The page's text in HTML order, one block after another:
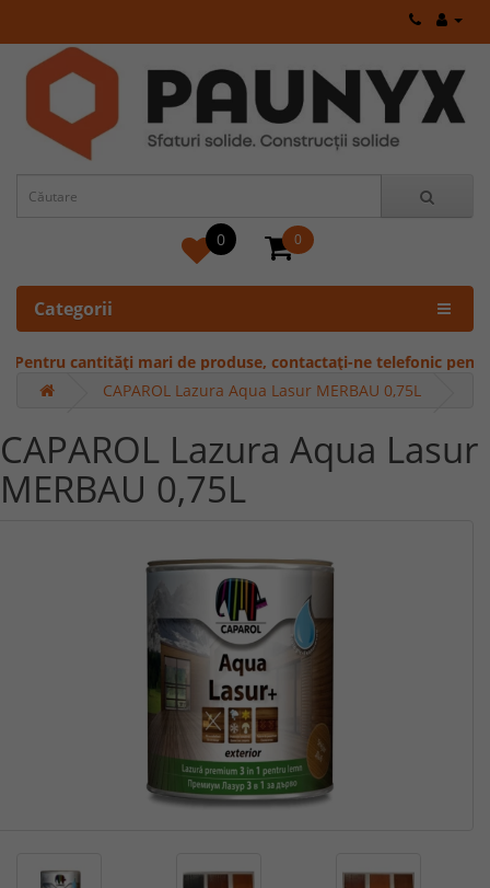
0 0
Categorii
cantități mari de produse, contactați-ne telefonic pentru
CAPAROL Lazura Aqua Lasur MERBAU 0,75L
CAPAROL Lazura Aqua Lasur
MERBAU 0,75L